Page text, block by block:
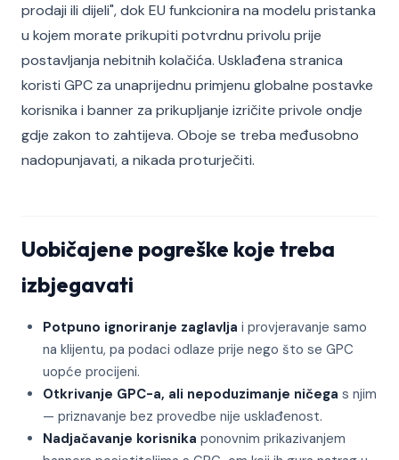
prodaji ili dijeli", dok EU funkcionira na modelu pristanka
u kojem morate prikupiti potvrdnu privolu prije
postavljanja nebitnih kolačića. Usklađena stranica
koristi GPC za unaprijednu primjenu globalne postavke
korisnika i banner za prikupljanje izričite privole ondje
gdje zakon to zahtijeva. Oboje se treba međusobno
nadopunjavati, a nikada proturječiti.
Uobičajene pogreške koje treba
izbjegavati
Potpuno ignoriranje zaglavlja i provjeravanje samo
na klijentu, pa podaci odlaze prije nego što se GPC
uopće procijeni.
Otkrivanje GPC-a, ali nepoduzimanje ničega s njim
— priznavanje bez provedbe nije usklađenost.
Nadjačavanje korisnika ponovnim prikazivanjem